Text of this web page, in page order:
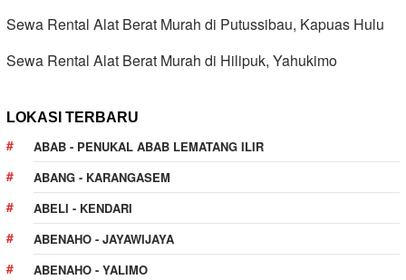
Sewa Rental Alat Berat Murah di Putussibau, Kapuas Hulu
Sewa Rental Alat Berat Murah di Hilipuk, Yahukimo
LOKASI TERBARU
ABAB - PENUKAL ABAB LEMATANG ILIR
ABANG - KARANGASEM
ABELI - KENDARI
ABENAHO - JAYAWIJAYA
ABENAHO - YALIMO